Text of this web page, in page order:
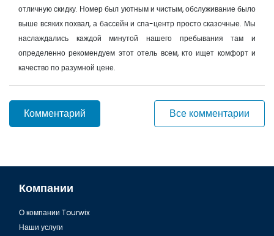
отличную скидку. Номер был уютным и чистым, обслуживание было
выше всяких похвал, а бассейн и спа-центр просто сказочные. Мы
наслаждались каждой минутой нашего пребывания там и
определенно рекомендуем этот отель всем, кто ищет комфорт и
качество по разумной цене.
Комментарий Все комментарии
Компании
О компании Tourwix
Наши услуги